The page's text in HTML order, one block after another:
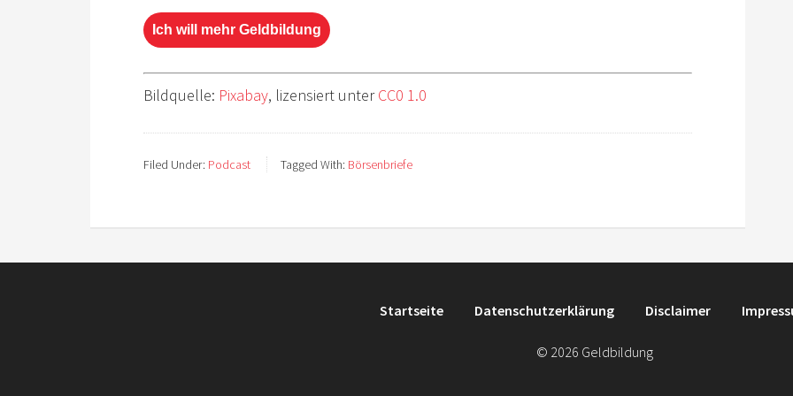
Ich will mehr Geldbildung
Bildquelle: Pixabay, lizensiert unterCC0 1.0
Filed Under: Podcast Tagged With: Börsenbriefe
Startseite Datenschutzerklärung Disclaimer
© 2026 Geldbildung